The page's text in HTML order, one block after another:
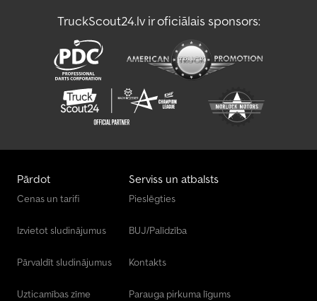
TruckScout24.lv ir oficiālais sponsors:
Pārdot
Cenas un tarifi
Izvietot sludinājumus
Pārvaldīt sludinājumus
Uzticamības zīme
Serviss un atbalsts
Pieslēgties
BUJ/Palīdzība
Kontakts
Parauga pirkuma līgums